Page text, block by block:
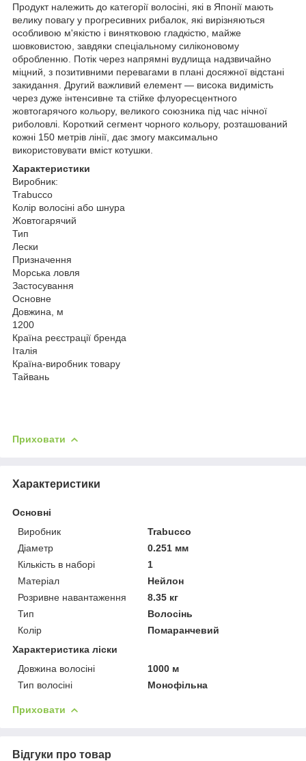
Продукт належить до категорії волосіні, які в Японії мають
велику повагу у прогресивних рибалок, які вирізняються
особливою м'якістю і винятковою гладкістю, майже
шовковистою, завдяки спеціальному силіконовому
обробленню. Потік через напрямні вудлища надзвичайно
міцний, з позитивними перевагами в плані досяжної відстані
закидання. Другий важливий елемент — висока видимість
через дуже інтенсивне та стійке флуоресцентного
жовтогарячого кольору, великого союзника під час нічної
риболовлі. Короткий сегмент чорного кольору, розташований
кожні 150 метрів лінії, дає змогу максимально
використовувати вміст котушки.
Характеристики
Виробник:
Trabucco
Колір волосіні або шнура
Жовтогарячий
Тип
Лески
Призначення
Морська ловля
Застосування
Основне
Довжина, м
1200
Країна реєстрації бренда
Італія
Країна-виробник товару
Тайвань
Приховати
Характеристики
Основні
Виробник
Trabucco
Діаметр
0.251 мм
Кількість в наборі
1
Матеріал
Нейлон
Розривне навантаження
8.35 кг
Тип
Волосінь
Колір
Помаранчевий
Характеристика ліски
Довжина волосіні
1000 м
Тип волосіні
Монофільна
Приховати
Відгуки про товар